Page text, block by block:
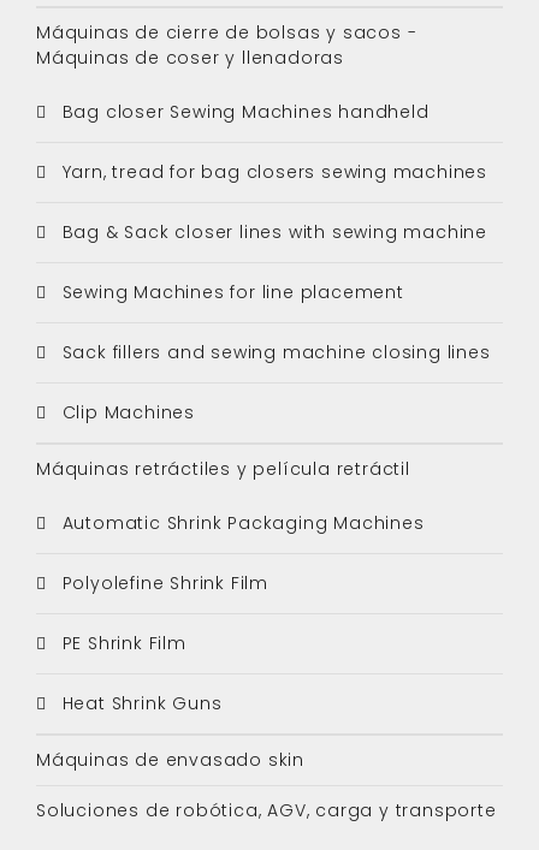
Máquinas de cierre de bolsas y sacos -
Máquinas de coser y llenadoras
Bag closer Sewing Machines handheld
Yarn, tread for bag closers sewing machines
Bag & Sack closer lines with sewing machine
Sewing Machines for line placement
Sack fillers and sewing machine closing lines
Clip Machines
Máquinas retráctiles y película retráctil
Automatic Shrink Packaging Machines
Polyolefine Shrink Film
PE Shrink Film
Heat Shrink Guns
Máquinas de envasado skin
Soluciones de robótica, AGV, carga y transporte